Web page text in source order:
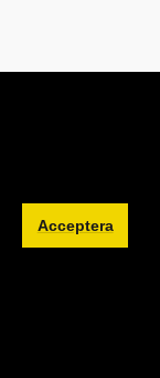
Acceptera